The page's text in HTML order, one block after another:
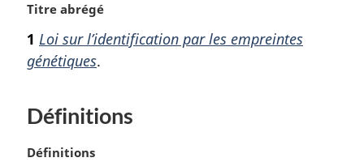
N
t
e
r
i
Titre abrégé
1 Loi sur l’identification par les empreintes
génétiques.
Définitions
N
Définitions